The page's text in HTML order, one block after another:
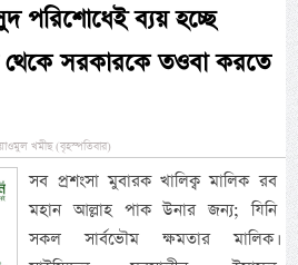
পরিশোধেই ব্যয় হচ্ছে
থেকে সরকারকে তওবা করতে
খমীছ (বৃহস্পতিবার)
সব প্রশংসা মুবারক খালিক্ব মালিক রব
মহান আল্লাহ পাক উনার জন্য; যিনি
সকল সার্বভৌম ক্ষমতার মালিক।